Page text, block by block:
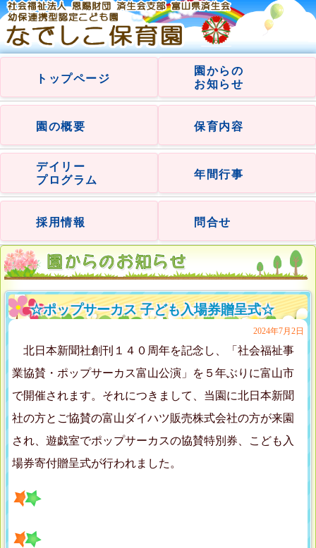
トップページ
園からの
お知らせ
園の概要 保育内容
デイリー
プログラム
年間行事
採用情報 問合せ
☆ポップサーカス 子ども入場券贈呈式☆
2024年7月2日
北日本新聞社創刊１４０周年を記念し、「社会福祉事
業協賛・ポップサーカス富山公演」を５年ぶりに富山市
で開催されます。それにつきまして、当園に北日本新聞
社の方とご協賛の富山ダイハツ販売株式会社の方が来園
され、遊戯室でポップサーカスの協賛特別券、こども入
場券寄付贈呈式が行われました。